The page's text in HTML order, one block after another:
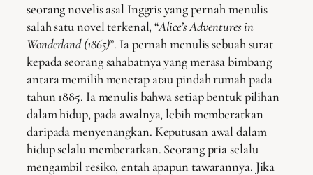
seorang novelis asal Inggris yang pernah menulis
salah satu novel terkenal, “Alice’s Adventures in
Wonderland (1865)”. Ia pernah menulis sebuah surat
kepada seorang sahabatnya yang merasa bimbang
antara memilih menetap atau pindah rumah pada
tahun 1885. Ia menulis bahwa setiap bentuk pilihan
dalam hidup, pada awalnya, lebih memberatkan
daripada menyenangkan. Keputusan awal dalam
hidup selalu memberatkan. Seorang pria selalu
mengambil resiko, entah apapun tawarannya. Jika